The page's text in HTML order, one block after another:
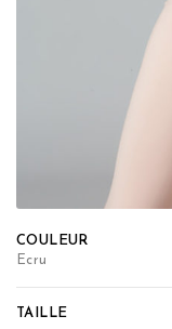
COULEUR
Ecru
TAILLE